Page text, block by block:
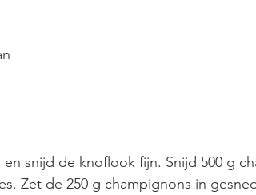
snijd de knoflook fijn. Snijd 500 g
Zet de 250 g champignons in